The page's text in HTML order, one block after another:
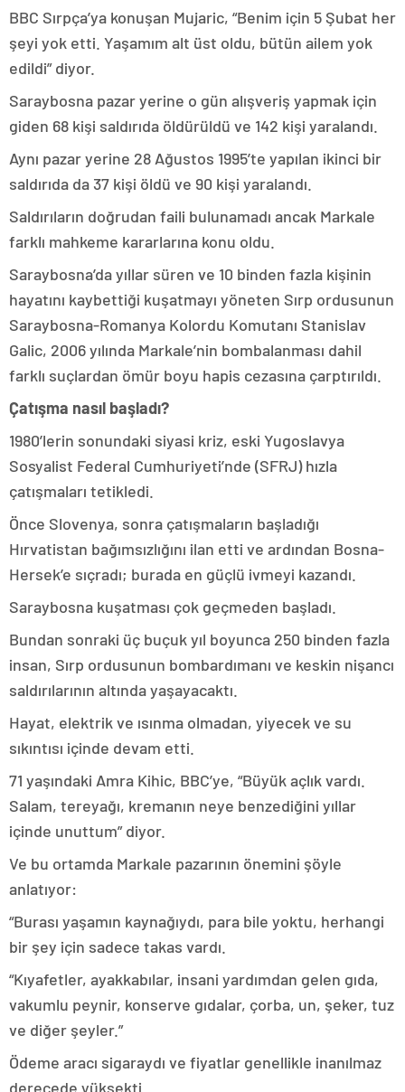
BBC Sırpça’ya konuşan Mujaric, “Benim için 5 Şubat her
şeyi yok etti. Yaşamım alt üst oldu, bütün ailem yok
edildi” diyor.
Saraybosna pazar yerine o gün alışveriş yapmak için
giden 68 kişi saldırıda öldürüldü ve 142 kişi yaralandı.
Aynı pazar yerine 28 Ağustos 1995’te yapılan ikinci bir
saldırıda da 37 kişi öldü ve 90 kişi yaralandı.
Saldırıların doğrudan faili bulunamadı ancak Markale
farklı mahkeme kararlarına konu oldu.
Saraybosna’da yıllar süren ve 10 binden fazla kişinin
hayatını kaybettiği kuşatmayı yöneten Sırp ordusunun
Saraybosna-Romanya Kolordu Komutanı Stanislav
Galic, 2006 yılında Markale’nin bombalanması dahil
farklı suçlardan ömür boyu hapis cezasına çarptırıldı.
Çatışma nasıl başladı?
1980’lerin sonundaki siyasi kriz, eski Yugoslavya
Sosyalist Federal Cumhuriyeti’nde (SFRJ) hızla
çatışmaları tetikledi.
Önce Slovenya, sonra çatışmaların başladığı
Hırvatistan bağımsızlığını ilan etti ve ardından Bosna-
Hersek’e sıçradı; burada en güçlü ivmeyi kazandı.
Saraybosna kuşatması çok geçmeden başladı.
Bundan sonraki üç buçuk yıl boyunca 250 binden fazla
insan, Sırp ordusunun bombardımanı ve keskin nişancı
saldırılarının altında yaşayacaktı.
Hayat, elektrik ve ısınma olmadan, yiyecek ve su
sıkıntısı içinde devam etti.
71 yaşındaki Amra Kihic, BBC’ye, “Büyük açlık vardı.
Salam, tereyağı, kremanın neye benzediğini yıllar
içinde unuttum” diyor.
Ve bu ortamda Markale pazarının önemini şöyle
anlatıyor:
“Burası yaşamın kaynağıydı, para bile yoktu, herhangi
bir şey için sadece takas vardı.
“Kıyafetler, ayakkabılar, insani yardımdan gelen gıda,
vakumlu peynir, konserve gıdalar, çorba, un, şeker, tuz
ve diğer şeyler.”
Ödeme aracı sigaraydı ve fiyatlar genellikle inanılmaz
derecede yüksekti.